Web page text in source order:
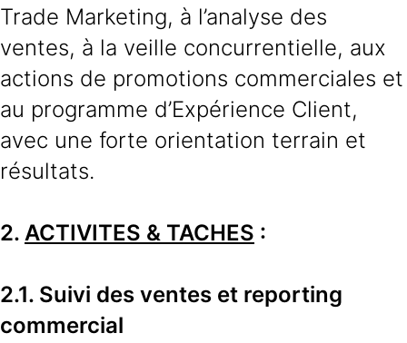
Trade Marketing, à l’analyse des
ventes, à la veille concurrentielle, aux
actions de promotions commerciales et
au programme d’Expérience Client,
avec une forte orientation terrain et
résultats.
2. ACTIVITES & TACHES :
2.1. Suivi des ventes et reporting
commercial